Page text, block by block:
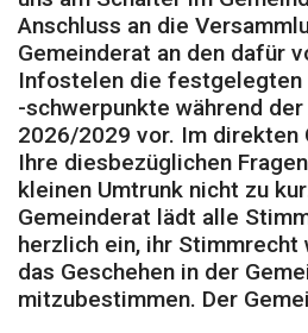
Anschluss an die
Gemeinderat an den dafür
Infostelen die festgelegten
-schwerpunkte während
2026/2029 vor. Im direkten
Ihre diesbezüglichen
kleinen Umtrunk nicht zu
Gemeinderat lädt alle
herzlich ein, ihr Stimmrecht
das Geschehen in der
mitzubestimmen. Der